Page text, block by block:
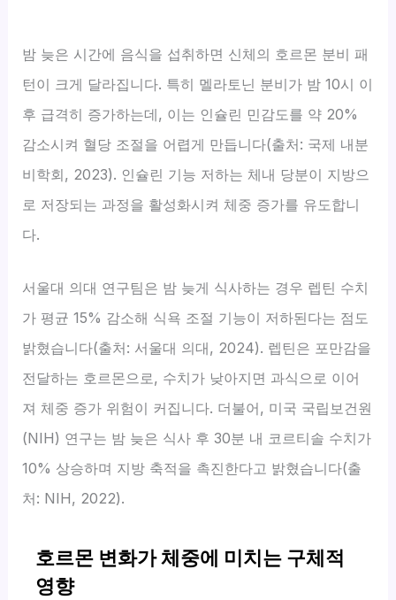
밤 늦은 시간에 음식을 섭취하면 신체의 호르몬 분비 패
턴이 크게 달라집니다. 특히 멜라토닌 분비가 밤 10시 이
후 급격히 증가하는데, 이는 인슐린 민감도를 약 20%
감소시켜 혈당 조절을 어렵게 만듭니다(출처: 국제 내분
비학회, 2023). 인슐린 기능 저하는 체내 당분이 지방으
로 저장되는 과정을 활성화시켜 체중 증가를 유도합니
다.
서울대 의대 연구팀은 밤 늦게 식사하는 경우 렙틴 수치
가 평균 15% 감소해 식욕 조절 기능이 저하된다는 점도
밝혔습니다(출처: 서울대 의대, 2024). 렙틴은 포만감을
전달하는 호르몬으로, 수치가 낮아지면 과식으로 이어
져 체중 증가 위험이 커집니다. 더불어, 미국 국립보건원
(NIH) 연구는 밤 늦은 식사 후 30분 내 코르티솔 수치가
10% 상승하며 지방 축적을 촉진한다고 밝혔습니다(출
처: NIH, 2022).
호르몬 변화가 체중에 미치는 구체적
영향